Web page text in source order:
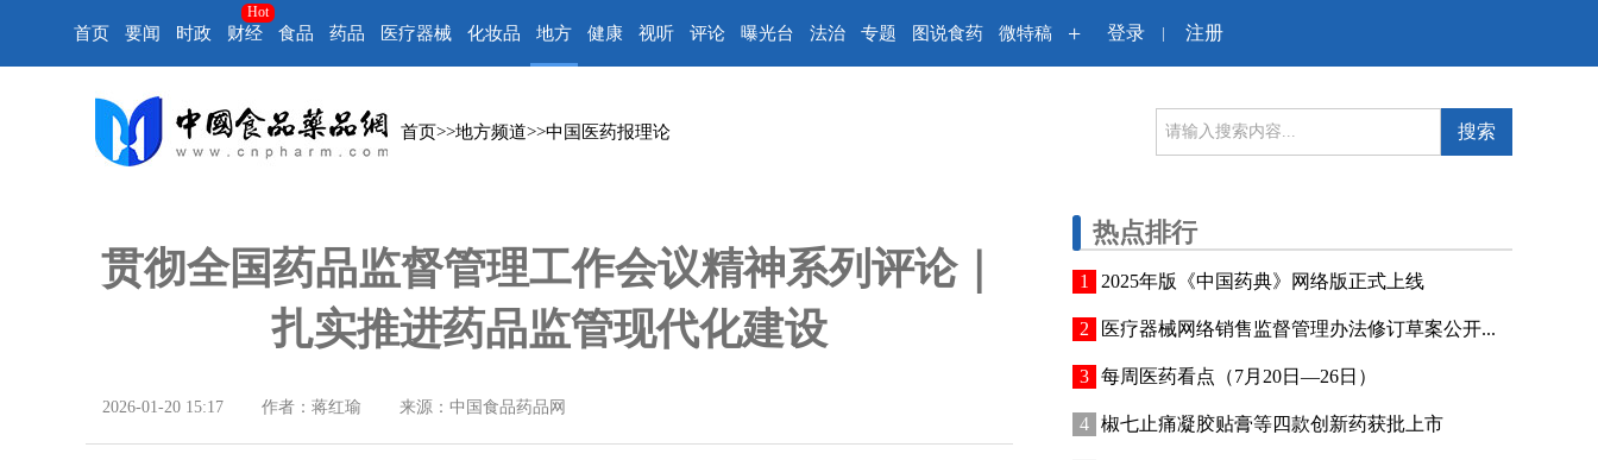
首页 要闻 时政 财经
Hot
食品 药品 医疗器械 化妆品 地方 健康 视听 评论 曝光台 法治 专题 图说食药 微特稿 + 登录 | 注册
首页>>地方频道>>中国医药报理论 搜索
贯彻全国药品监督管理工作会议精神系列评论｜
扎实推进药品监管现代化建设
2026-01-20 15:17 作者：蒋红瑜 来源：中国食品药品网
热点排行
2025年版《中国药典》网络版正式上线
医疗器械网络销售监督管理办法修订草案公开...
每周医药看点（7月20日—26日）
椒七止痛凝胶贴膏等四款创新药获批上市